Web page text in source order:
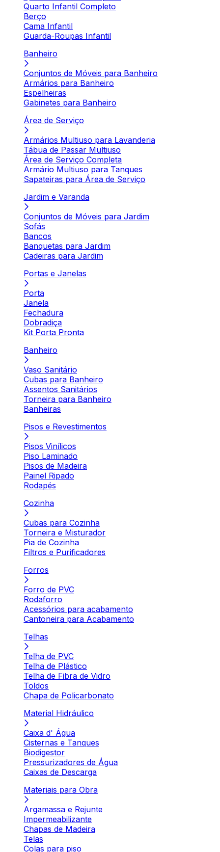
Quarto Infantil Completo
Berço
Cama Infantil
Guarda-Roupas Infantil
Banheiro
Conjuntos de Móveis para Banheiro
Armários para Banheiro
Espelheiras
Gabinetes para Banheiro
Área de Serviço
Armários Multiuso para Lavanderia
Tábua de Passar Multiuso
Área de Serviço Completa
Armário Multiuso para Tanques
Sapateiras para Área de Serviço
Jardim e Varanda
Conjuntos de Móveis para Jardim
Sofás
Bancos
Banquetas para Jardim
Cadeiras para Jardim
Portas e Janelas
Porta
Janela
Fechadura
Dobradiça
Kit Porta Pronta
Banheiro
Vaso Sanitário
Cubas para Banheiro
Assentos Sanitários
Torneira para Banheiro
Banheiras
Pisos e Revestimentos
Pisos Vinílicos
Piso Laminado
Pisos de Madeira
Painel Ripado
Rodapés
Cozinha
Cubas para Cozinha
Torneira e Misturador
Pia de Cozinha
Filtros e Purificadores
Forros
Forro de PVC
Rodaforro
Acessórios para acabamento
Cantoneira para Acabamento
Telhas
Telha de PVC
Telha de Plástico
Telha de Fibra de Vidro
Toldos
Chapa de Policarbonato
Material Hidráulico
Caixa d' Água
Cisternas e Tanques
Biodigestor
Pressurizadores de Água
Caixas de Descarga
Materiais para Obra
Argamassa e Rejunte
Impermeabilizante
Chapas de Madeira
Telas
Colas para piso